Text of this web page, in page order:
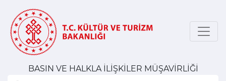
BASIN VE HALKLA İLİŞKİLER MÜŞAVİRLİĞİ